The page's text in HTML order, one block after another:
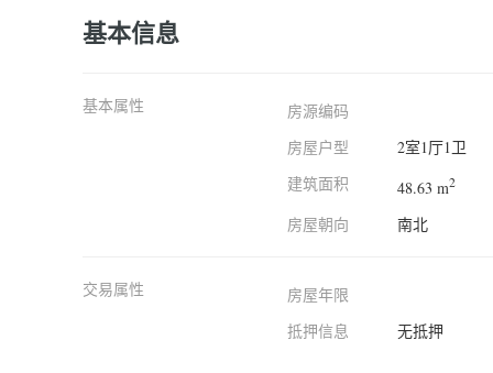
基本信息
基本属性
房源编码
房屋户型
2室1厅1卫
建筑面积
48.63 m2
房屋朝向 南北
交易属性
房屋年限
抵押信息
无抵押